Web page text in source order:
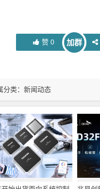
赞0 加群
类： 新闻动态